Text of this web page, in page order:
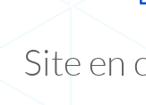
Site en